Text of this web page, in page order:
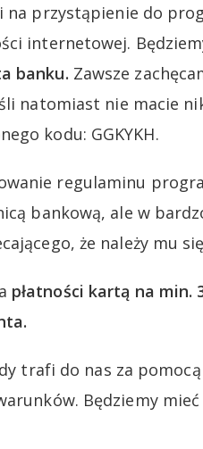
na przystąpienie do
internetowej.
banku. Zawsze
natomiast nie macie
kodu: GGKYKH.
regulaminu
bankową, ale w
że należy mu
płatności kartą na min.
trafi do nas za
Będziemy